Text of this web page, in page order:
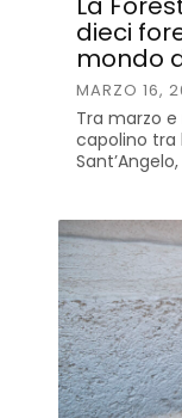
dieci
mondo
MARZO 16,
Tra marzo
capolino tra
Sant’Angelo,